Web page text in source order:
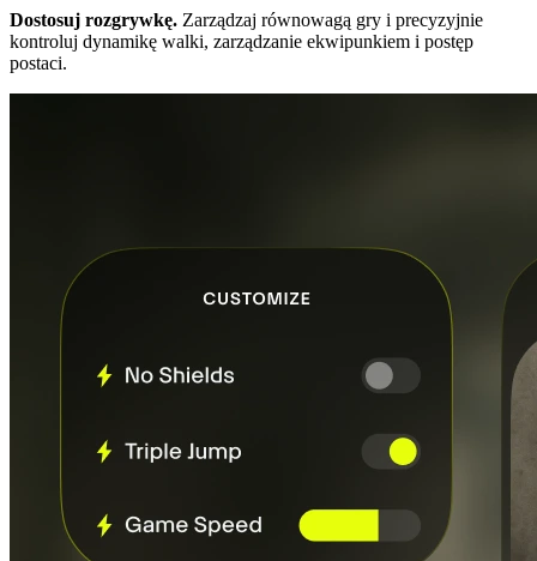
Dostosuj rozgrywkę. Zarządzaj równowagą gry i precyzyjnie
kontroluj dynamikę walki, zarządzanie ekwipunkiem i postęp
postaci.